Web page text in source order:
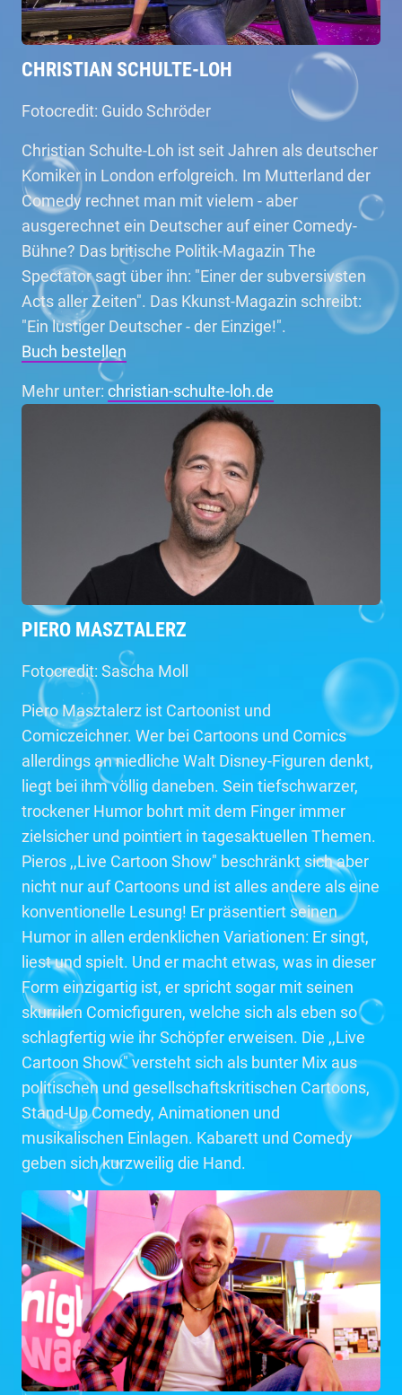
CHRISTIAN SCHULTE-LOH
Fotocredit: Guido Schröder
Christian Schulte-Loh ist seit Jahren als deutscher
Komiker in London erfolgreich. Im Mutterland der
Comedy rechnet man mit vielem - aber
ausgerechnet ein Deutscher auf einer Comedy-
Bühne? Das britische Politik-Magazin The
Spectator sagt über ihn: "Einer der subversivsten
Acts aller Zeiten". Das Kkunst-Magazin schreibt:
"Ein lustiger Deutscher - der Einzige!".
Buch bestellen
Mehr unter: christian-schulte-loh.de
PIERO MASZTALERZ
Fotocredit: Sascha Moll
Piero Masztalerz ist Cartoonist und
Comiczeichner. Wer bei Cartoons und Comics
allerdings an niedliche Walt Disney-Figuren denkt,
liegt bei ihm völlig daneben. Sein tiefschwarzer,
trockener Humor bohrt mit dem Finger immer
zielsicher und pointiert in tagesaktuellen Themen.
Pieros ,,Live Cartoon Show" beschränkt sich aber
nicht nur auf Cartoons und ist alles andere als eine
konventionelle Lesung! Er präsentiert seinen
Humor in allen erdenklichen Variationen: Er singt,
liest und spielt. Und er macht etwas, was in dieser
Form einzigartig ist, er spricht sogar mit seinen
skurrilen Comicfiguren, welche sich als eben so
schlagfertig wie ihr Schöpfer erweisen. Die ,,Live
Cartoon Show" versteht sich als bunter Mix aus
politischen und gesellschaftskritischen Cartoons,
Stand-Up Comedy, Animationen und
musikalischen Einlagen. Kabarett und Comedy
geben sich kurzweilig die Hand.